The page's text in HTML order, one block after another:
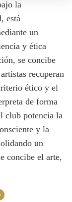
la
está
un
y ética
se concibe
recuperan
ético y el
de forma
club potencia la
y la
un
concibe el arte,